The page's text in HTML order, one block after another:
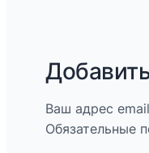
Ваш адрес
Обязательные